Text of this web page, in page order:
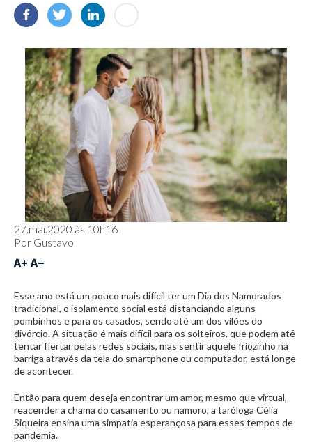
27.mai.2020 às 10h16
Por Gustavo
Esse ano está um pouco mais difícil ter um Dia dos Namorados
tradicional, o isolamento social está distanciando alguns
pombinhos e para os casados, sendo até um dos vilões do
divórcio. A situação é mais difícil para os solteiros, que podem até
tentar flertar pelas redes sociais, mas sentir aquele friozinho na
barriga através da tela do smartphone ou computador, está longe
de acontecer.
Então para quem deseja encontrar um amor, mesmo que virtual,
reacender a chama do casamento ou namoro, a taróloga Célia
Siqueira ensina uma simpatia esperançosa para esses tempos de
pandemia.